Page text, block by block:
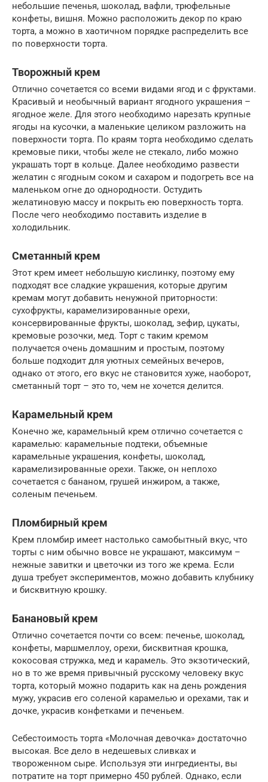
небольшие печенья, шоколад, вафли, трюфельные
конфеты, вишня. Можно расположить декор по краю
торта, а можно в хаотичном порядке распределить все
по поверхности торта.
Творожный крем
Отлично сочетается со всеми видами ягод и с фруктами.
Красивый и необычный вариант ягодного украшения –
ягодное желе. Для этого необходимо нарезать крупные
ягоды на кусочки, а маленькие целиком разложить на
поверхности торта. По краям торта необходимо сделать
кремовые пики, чтобы желе не стекало, либо можно
украшать торт в кольце. Далее необходимо развести
желатин с ягодным соком и сахаром и подогреть все на
маленьком огне до однородности. Остудить
желатиновую массу и покрыть ею поверхность торта.
После чего необходимо поставить изделие в
холодильник.
Сметанный крем
Этот крем имеет небольшую кислинку, поэтому ему
подходят все сладкие украшения, которые другим
кремам могут добавить ненужной приторности:
сухофрукты, карамелизированные орехи,
консервированные фрукты, шоколад, зефир, цукаты,
кремовые розочки, мед. Торт с таким кремом
получается очень домашним и простым, поэтому
больше подходит для уютных семейных вечеров,
однако от этого, его вкус не становится хуже, наоборот,
сметанный торт – это то, чем не хочется делится.
Карамельный крем
Конечно же, карамельный крем отлично сочетается с
карамелью: карамельные подтеки, объемные
карамельные украшения, конфеты, шоколад,
карамелизированные орехи. Также, он неплохо
сочетается с бананом, грушей инжиром, а также,
соленым печеньем.
Пломбирный крем
Крем пломбир имеет настолько самобытный вкус, что
торты с ним обычно вовсе не украшают, максимум –
нежные завитки и цветочки из того же крема. Если
душа требует экспериментов, можно добавить клубнику
и бисквитную крошку.
Банановый крем
Отлично сочетается почти со всем: печенье, шоколад,
конфеты, маршмеллоу, орехи, бисквитная крошка,
кокосовая стружка, мед и карамель. Это экзотический,
но в то же время привычный русскому человеку вкус
торта, который можно подарить как на день рождения
мужу, украсив его соленой карамелью и орехами, так и
дочке, украсив конфетками и печеньем.
Себестоимость торта «Молочная девочка» достаточно
высокая. Все дело в недешевых сливках и
твороженном сыре. Используя эти ингредиенты, вы
потратите на торт примерно 450 рублей. Однако, если